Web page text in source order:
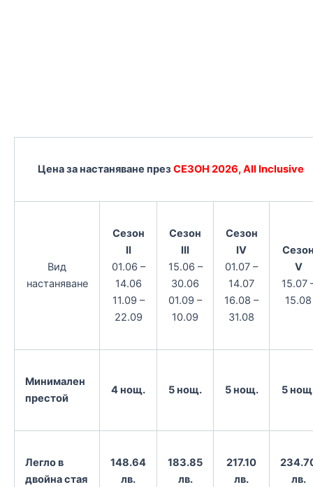
Цена за настаняване презСЕЗОН 2026, All Inclusive
Вид
настаняване
Сезон
II
01.06 –
14.06
11.09 –
22.09
Сезон
III
15.06 –
30.06
01.09 –
10.09
Сезон
IV
01.07 –
14.07
16.08 –
31.08
V
15.07
15.08
Минимален
престой
4 нощ. 5 нощ. 5 нощ. 5
Легло в
двойна стая
148.64
лв.
183.85
лв.
217.10
лв.
лв.